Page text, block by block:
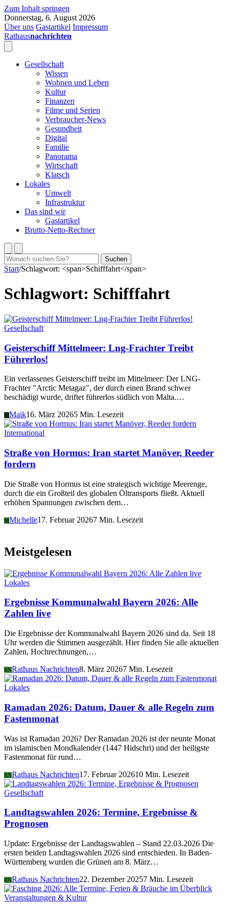
Zum Inhalt springen
Donnerstag, 6. August 2026
Über uns Gastartikel Impressum
Rathausnachrichten
Gesellschaft
Wissen
Wohnen und Leben
Kultur
Finanzen
Filme und Serien
Verbraucher-News
Gesundheit
Digital
Familie
Panorama
Wirtschaft
Klatsch
Lokales
Umwelt
Infrastruktur
Das sind wir
Gastartikel
Brutto-Netto-Rechner
Suchen
nach:
Suchen
Start/Schlagwort: <span>Schifffahrt</span>
Schlagwort: Schifffahrt
Gesellschaft
Geisterschiff Mittelmeer: Lng-Frachter Treibt
Führerlos!
Ein verlassenes Geisterschiff treibt im Mittelmeer: Der LNG-
Frachter "Arctic Metagaz", der durch einen Brand schwer
beschädigt wurde, driftet führerlos südlich von Malta.…
M Maik16. März 20265 Min. Lesezeit
International
Straße von Hormus: Iran startet Manöver, Reeder
fordern
Die Straße von Hormus ist eine strategisch wichtige Meerenge,
durch die ein Großteil des globalen Öltransports fließt. Aktuell
erhöhen Spannungen zwischen dem…
MMichelle17. Februar 20267 Min. Lesezeit
Meistgelesen
Lokales
Ergebnisse Kommunalwahl Bayern 2026: Alle
Zahlen live
Die Ergebnisse der Kommunalwahl Bayern 2026 sind da. Seit 18
Uhr werden die Stimmen ausgezählt. Hier finden Sie alle aktuellen
Zahlen, Hochrechnungen,…
RNRathaus Nachrichten8. März 20267 Min. Lesezeit
Lokales
Ramadan 2026: Datum, Dauer & alle Regeln zum
Fastenmonat
Was ist Ramadan 2026? Der Ramadan 2026 ist der neunte Monat
im islamischen Mondkalender (1447 Hidschri) und der heiligste
Fastenmonat für rund…
RNRathaus Nachrichten17. Februar 202610 Min. Lesezeit
Gesellschaft
Landtagswahlen 2026: Termine, Ergebnisse &
Prognosen
Update: Ergebnisse der Landtagswahlen – Stand 22.03.2026 Die
ersten beiden Landtagswahlen 2026 sind entschieden. In Baden-
Württemberg wurden die Grünen am 8. März…
RNRathaus Nachrichten22. Dezember 20257 Min. Lesezeit
Veranstaltungen & Kultur